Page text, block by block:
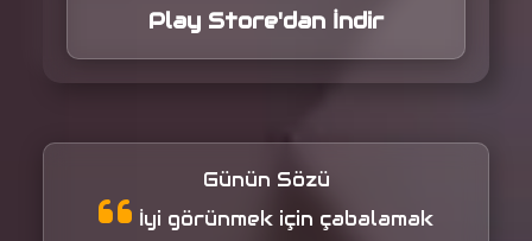
Play Store'dan İndir
Günün Sözü
İyi görünmek için çabalamak